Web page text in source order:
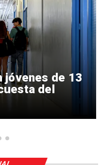
jóvenes de 13
del